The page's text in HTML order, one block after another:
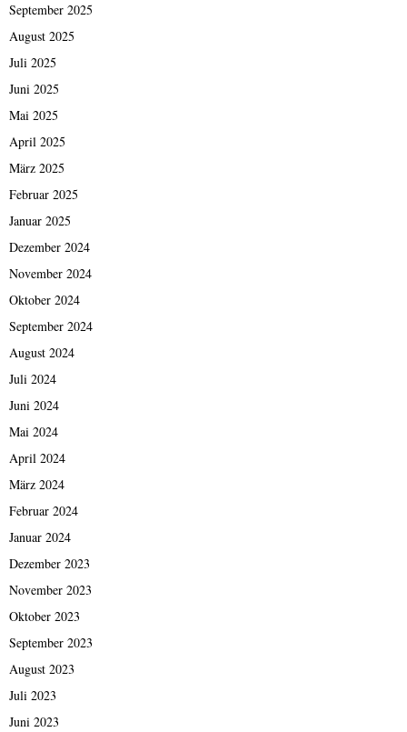
September 2025
August 2025
Juli 2025
Juni 2025
Mai 2025
April 2025
März 2025
Februar 2025
Januar 2025
Dezember 2024
November 2024
Oktober 2024
September 2024
August 2024
Juli 2024
Juni 2024
Mai 2024
April 2024
März 2024
Februar 2024
Januar 2024
Dezember 2023
November 2023
Oktober 2023
September 2023
August 2023
Juli 2023
Juni 2023